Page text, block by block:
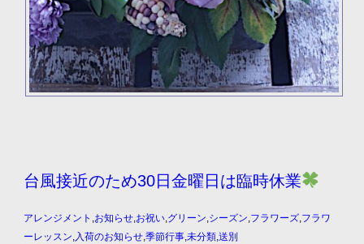
台風接近のため30日金曜日は臨時休業
アレンジメント ,お知らせ,お祝い,グリーン,シーズン,フラワーズ,フラワ
ーレッスン,入荷のお知らせ,季節行事,未分類,送別